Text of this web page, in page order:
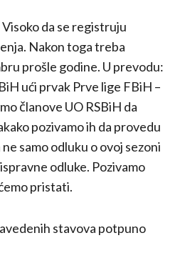
da se registruju
Nakon toga treba
prošle godine. U prevodu:
ući prvak Prve lige FBiH –
članove UO RSBiH da
pozivamo ih da provedu
samo odluku o ovoj sezoni
odluke. Pozivamo
pristati.
stavova potpuno